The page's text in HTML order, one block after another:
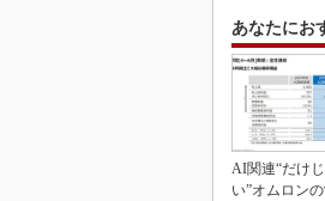
あなたにお
AI関連“だけ
い”オムロン